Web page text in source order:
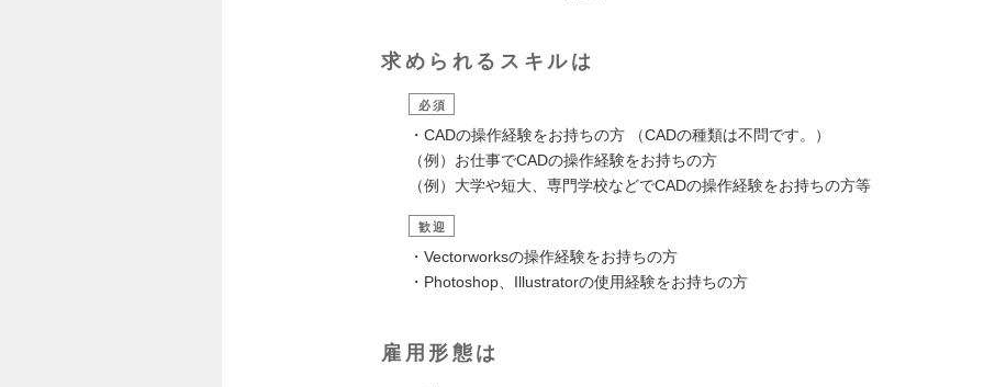
求められるスキルは
必須
・CADの操作経験をお持ちの方 （CADの種類は不問です。）
（例）お仕事でCADの操作経験をお持ちの方
（例）大学や短大、専門学校などでCADの操作経験をお持ちの方等
歓迎
・Vectorworksの操作経験をお持ちの方
・Photoshop、Illustratorの使用経験をお持ちの方
雇用形態は